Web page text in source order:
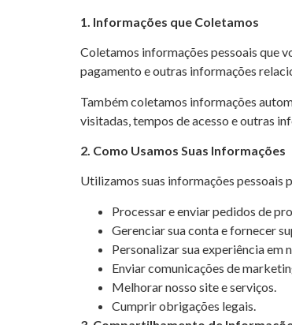
1. Informações que Coletamos
Coletamos informações pessoais que
pagamento e outras informações
Também coletamos informações
visitadas, tempos de acesso e outras
2. Como Usamos Suas Informações
Utilizamos suas informações pessoais
Processar e enviar pedidos de
Gerenciar sua conta e fornecer
Personalizar sua experiência em
Enviar comunicações de
Melhorar nosso site e serviços.
Cumprir obrigações legais.